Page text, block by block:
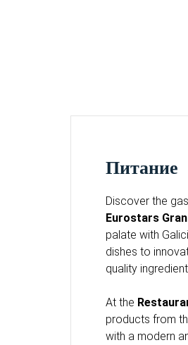
питание
Discover the
Eurostars
palate with
dishes to
quality
At the
products from
with a modern